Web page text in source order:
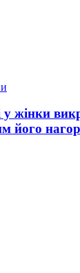
жінки
його